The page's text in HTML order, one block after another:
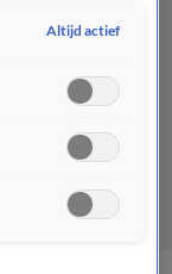
Altijd actief